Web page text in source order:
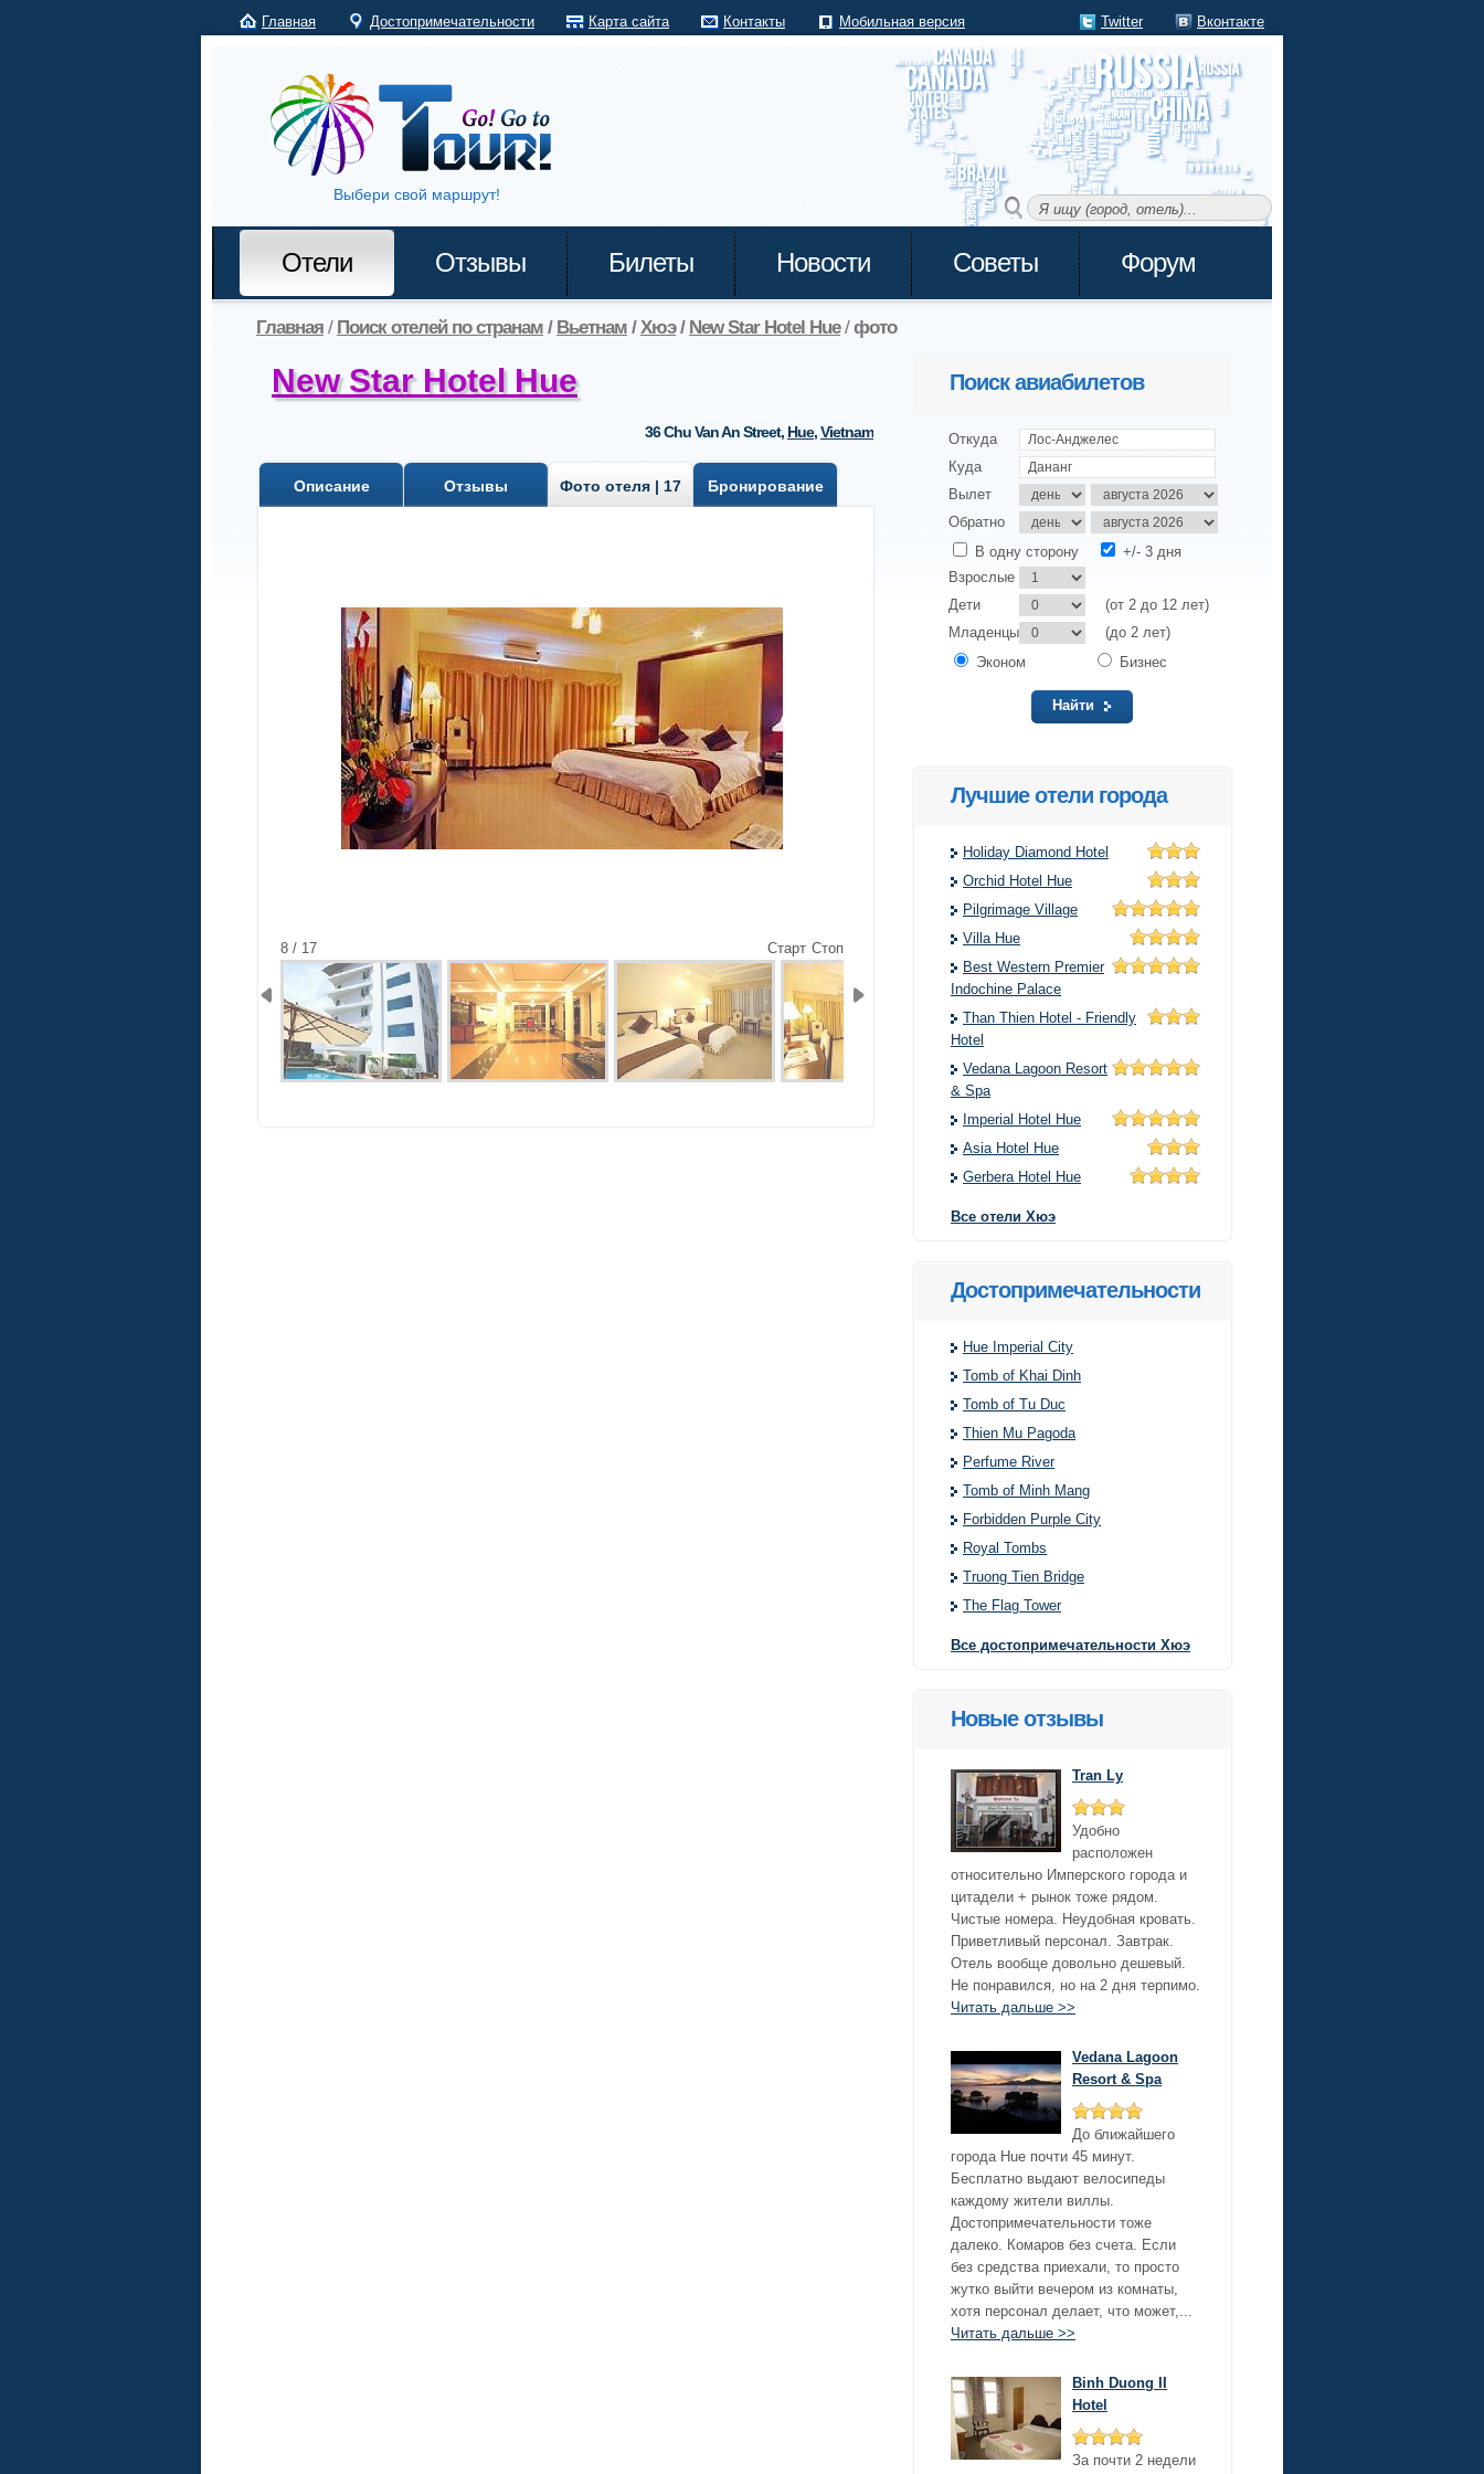
Главная Достопримечательности Карта сайта Контакты Мобильная версия Twitter Вконтакте
Выбери свой маршрут!
Отели Отзывы Билеты Новости Советы Форум
Главная / Поиск отелей по странам / Вьетнам /Хюэ/ New Star Hotel Hue/фото
New Star Hotel Hue
36 Chu Van An Street, Hue,Vietnam
Описание Отзывы Фото отеля | 17 Бронирование
8 / 17 Старт Стоп
Поиск авиабилетов
Откуда
Куда
Вылет
Обратно
В одну сторону
+/- 3 дня
Взрослые
Дети
(от 2 до 12 лет)
Младенцы
(до 2 лет)
Эконом
Бизнес
Найти
Лучшие отели города
Holiday Diamond Hotel
Orchid Hotel Hue
Pilgrimage Village
Villa Hue
Best Western Premier
Indochine Palace
Than Thien Hotel - Friendly
Hotel
Vedana Lagoon Resort
& Spa
Imperial Hotel Hue
Asia Hotel Hue
Gerbera Hotel Hue
Все отели Хюэ
Достопримечательности
Hue Imperial City
Tomb of Khai Dinh
Tomb of Tu Duc
Thien Mu Pagoda
Perfume River
Tomb of Minh Mang
Forbidden Purple City
Royal Tombs
Truong Tien Bridge
The Flag Tower
Все достопримечательности Хюэ
Новые отзывы
Tran Ly
Удобно
расположен
относительно Имперского города и
цитадели + рынок тоже рядом.
Чистые номера. Неудобная кровать.
Приветливый персонал. Завтрак.
Отель вообще довольно дешевый.
Не понравился, но на 2 дня терпимо.
Читать дальше >>
Vedana Lagoon
Resort & Spa
До ближайшего
города Hue почти 45 минут.
Бесплатно выдают велосипеды
каждому жители виллы.
Достопримечательности тоже
далеко. Комаров без счета. Если
без средства приехали, то просто
жутко выйти вечером из комнаты,
хотя персонал делает, что может,...
Читать дальше >>
Binh Duong II
Hotel
За почти 2 недели